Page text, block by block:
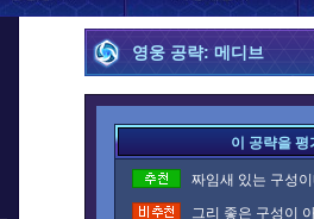
영웅 공략: 메디브
이 공략을
짜임새 있는 구성
그리 좋은 구성이